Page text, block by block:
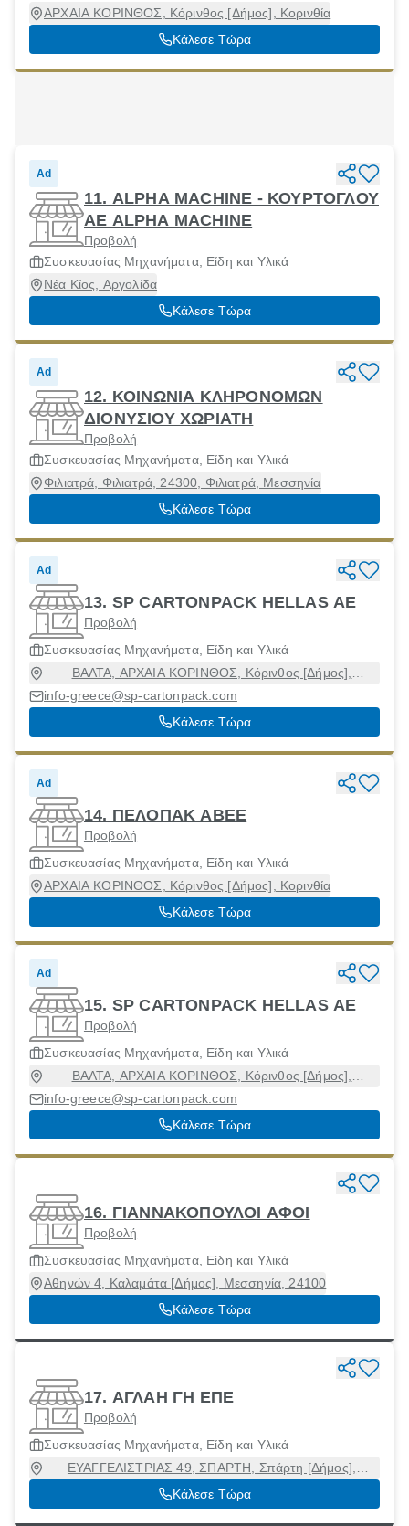
ΑΡΧΑΙΑ ΚΟΡΙΝΘΟΣ, Κόρινθος [Δήμος], Κορινθία
Κάλεσε Τώρα
Ad
11. ALPHA MACHINE - ΚΟΥΡΤΟΓΛΟΥ
ΑΕ ALPHA MACHINE
Προβολή
Συσκευασίας Μηχανήματα, Είδη και Υλικά
Νέα Κίος, Αργολίδα
Κάλεσε Τώρα
Ad
12. ΚΟΙΝΩΝΙΑ ΚΛΗΡΟΝΟΜΩΝ
ΔΙΟΝΥΣΙΟΥ ΧΩΡΙΑΤΗ
Προβολή
Συσκευασίας Μηχανήματα, Είδη και Υλικά
Φιλιατρά, Φιλιατρά, 24300, Φιλιατρά, Μεσσηνία
Κάλεσε Τώρα
Ad
13. SP CARTONPACK HELLAS AE
Προβολή
Συσκευασίας Μηχανήματα, Είδη και Υλικά
ΒΑΛΤΑ, ΑΡΧΑΙΑ ΚΟΡΙΝΘΟΣ, Κόρινθος [Δήμος],
Κορινθία, 20007
info-greece@sp-cartonpack.com
Κάλεσε Τώρα
Ad
14. ΠΕΛΟΠΑΚ ΑΒΕΕ
Προβολή
Συσκευασίας Μηχανήματα, Είδη και Υλικά
ΑΡΧΑΙΑ ΚΟΡΙΝΘΟΣ, Κόρινθος [Δήμος], Κορινθία
Κάλεσε Τώρα
Ad
15. SP CARTONPACK HELLAS AE
Προβολή
Συσκευασίας Μηχανήματα, Είδη και Υλικά
ΒΑΛΤΑ, ΑΡΧΑΙΑ ΚΟΡΙΝΘΟΣ, Κόρινθος [Δήμος],
Κορινθία, 20007
info-greece@sp-cartonpack.com
Κάλεσε Τώρα
16. ΓΙΑΝΝΑΚΟΠΟΥΛΟΙ ΑΦΟΙ
Προβολή
Συσκευασίας Μηχανήματα, Είδη και Υλικά
Αθηνών 4, Καλαμάτα [Δήμος], Μεσσηνία, 24100
Κάλεσε Τώρα
17. ΑΓΛΑΗ ΓΗ ΕΠΕ
Προβολή
Συσκευασίας Μηχανήματα, Είδη και Υλικά
ΕΥΑΓΓΕΛΙΣΤΡΙΑΣ 49, ΣΠΑΡΤΗ, Σπάρτη [Δήμος],
Λακωνία, 23100
Κάλεσε Τώρα